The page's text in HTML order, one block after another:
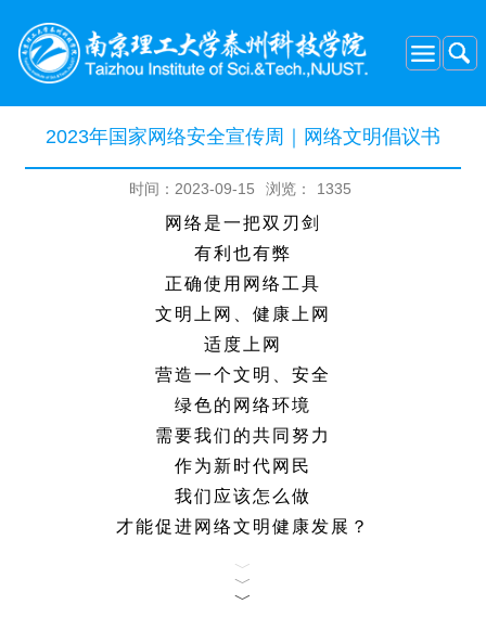
2023年国家网络安全宣传周｜网络文明倡议书
时间：2023-09-15 浏览： 1335
网络是一把双刃剑
有利也有弊
正确使用网络工具
文明上网、健康上网
适度上网
营造一个文明、安全
绿色的网络环境
需要我们的共同努力
作为新时代网民
我们应该怎么做
才能促进网络文明健康发展？
﹀
﹀
﹀